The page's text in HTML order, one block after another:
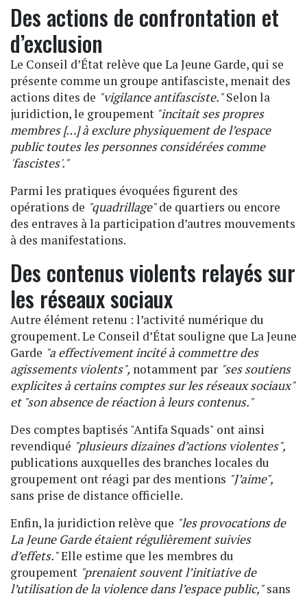
Des actions de confrontation et
d’exclusion
Le Conseil d’État relève que La Jeune Garde, qui se
présente comme un groupe antifasciste, menait des
actions dites de "vigilance antifasciste."Selon la
juridiction, le groupement "incitait ses propres
membres […] à exclure physiquement de l’espace
public toutes les personnes considérées comme
'fascistes'."
Parmi les pratiques évoquées figurent des
opérations de "quadrillage"de quartiers ou encore
des entraves à la participation d’autres mouvements
à des manifestations.
Des contenus violents relayés sur
les réseaux sociaux
Autre élément retenu : l’activité numérique du
groupement. Le Conseil d’État souligne que La Jeune
Garde "a effectivement incité à commettre des
agissements violents", notamment par "ses soutiens
explicites à certains comptes sur les réseaux sociaux"
et "son absence de réaction à leurs contenus."
Des comptes baptisés "Antifa Squads" ont ainsi
revendiqué "plusieurs dizaines d’actions violentes",
publications auxquelles des branches locales du
groupement ont réagi par des mentions "J’aime",
sans prise de distance officielle.
Enfin, la juridiction relève que "les provocations de
La Jeune Garde étaient régulièrement suivies
d’effets."Elle estime que les membres du
groupement "prenaient souvent l’initiative de
l’utilisation de la violence dans l’espace public,"sans